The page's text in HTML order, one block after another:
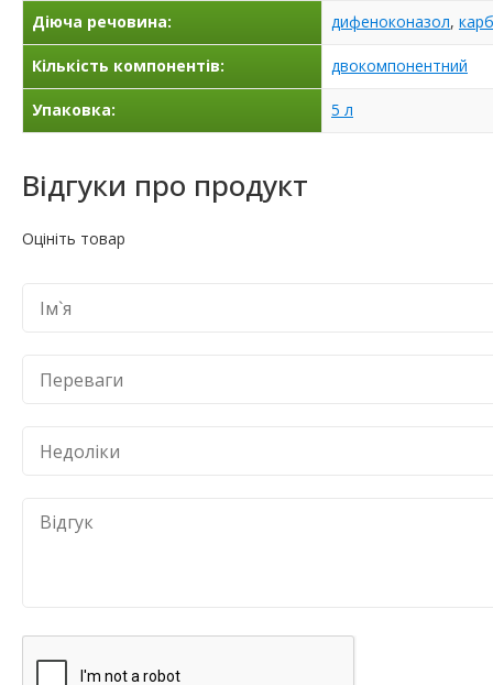
Діюча речовина: дифеноконазол,
Кількість компонентів: двокомпонентний
Упаковка: 5 л
Відгуки про продукт
Оцініть товар